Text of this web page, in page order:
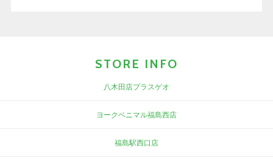
STORE INFO
八木田店プラスゲオ
ヨークベニマル福島西店
福島駅西口店